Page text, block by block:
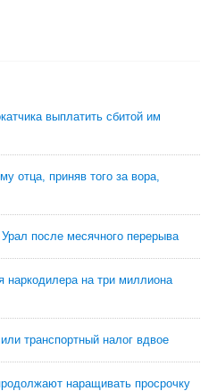
выплатить сбитой им
отца, приняв того за вора,
после месячного перерыва
наркодилера на три миллиона
транспортный налог вдвое
наращивать просрочку